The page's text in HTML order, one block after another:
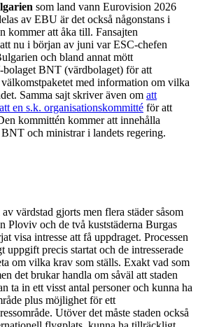
som land vann Eurovision 2026
av EBU är det också någonstans i
kommer att åka till. Fansajten
nu i början av juni var ESC-chefen
och bland annat mött
BNT (värdbolaget) för att
med information om vilka
Samma sajt skriver även om att
en s.k. organisationskommitté för att
kommittén kommer att innehålla
och ministrar i landets regering.
värdstad gjorts men flera städer såsom
Ploviv och de två kuststäderna Burgas
visa intresse att få uppdraget. Processen
uppgift precis startat och de intresserade
om vilka krav som ställs. Exakt vad som
det brukar handla om såväl att staden
ta in ett visst antal personer och kunna ha
plus möjlighet för ett
Utöver det måste staden också